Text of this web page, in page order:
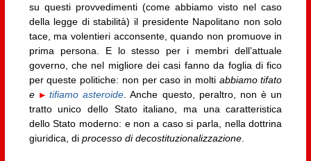
su questi provvedimenti (come abbiamo visto nel caso
della legge di stabilità) il presidente Napolitano non solo
tace, ma volentieri acconsente, quando non promuove in
prima persona. E lo stesso per i membri dell’attuale
governo, che nel migliore dei casi fanno da foglia di fico
per queste politiche: non per caso in molti abbiamo tifato
e
tifiamo asteroide . Anche questo, peraltro, non è un
tratto unico dello Stato italiano, ma una caratteristica
dello Stato moderno: e non a caso si parla, nella dottrina
giuridica, di processo didecostituzionalizzazione.